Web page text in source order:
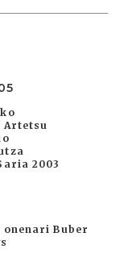
Artetsu
2003
Buber